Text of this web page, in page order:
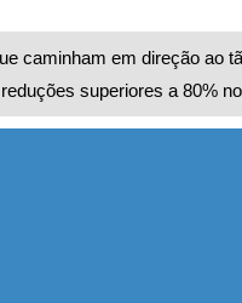
caminham em direção ao
superiores a 80%